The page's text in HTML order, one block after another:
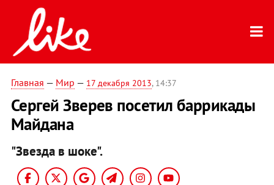
Главная — Мир — 17 декабря 2013, 14:37
Сергей Зверев посетил баррикады
Майдана
"Звезда в шоке".